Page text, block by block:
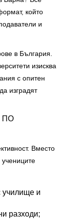
който
и
в България.
изисква
с опитен
изградят
ПО
Вместо
училище и
разходи;